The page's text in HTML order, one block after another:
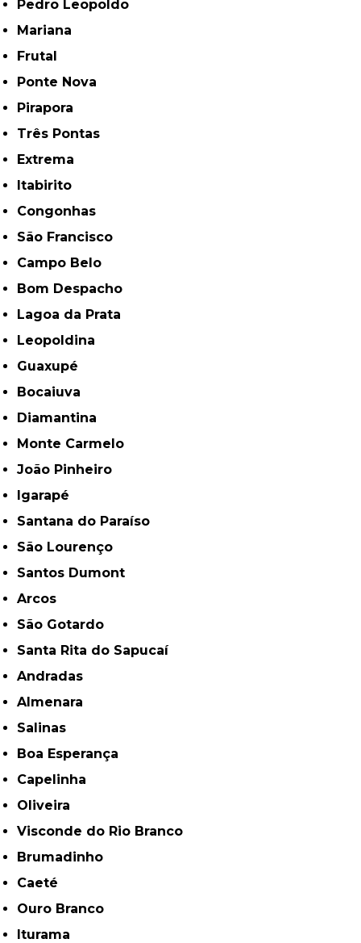
Pedro Leopoldo
Mariana
Frutal
Ponte Nova
Pirapora
Três Pontas
Extrema
Itabirito
Congonhas
São Francisco
Campo Belo
Bom Despacho
Lagoa da Prata
Leopoldina
Guaxupé
Bocaiuva
Diamantina
Monte Carmelo
João Pinheiro
Igarapé
Santana do Paraíso
São Lourenço
Santos Dumont
Arcos
São Gotardo
Santa Rita do Sapucaí
Andradas
Almenara
Salinas
Boa Esperança
Capelinha
Oliveira
Visconde do Rio Branco
Brumadinho
Caeté
Ouro Branco
Iturama